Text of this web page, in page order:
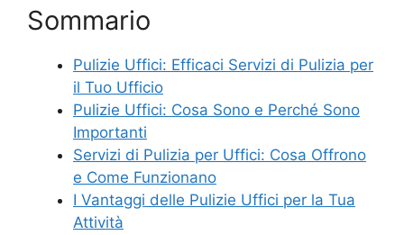
Sommario
Pulizie Uffici: Efficaci Servizi di Pulizia per
il Tuo Ufficio
Pulizie Uffici: Cosa Sono e Perché Sono
Importanti
Servizi di Pulizia per Uffici: Cosa Offrono
e Come Funzionano
I Vantaggi delle Pulizie Uffici per la Tua
Attività